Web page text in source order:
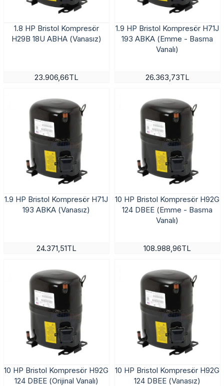
1.8 HP Bristol Kompresör
H29B 18U ABHA (Vanasız)
23.906,66TL
1.9 HP Bristol Kompresör H71J
193 ABKA (Emme - Basma
Vanalı)
26.363,73TL
1.9 HP Bristol Kompresör H71J
193 ABKA (Vanasız)
24.371,51TL
10 HP Bristol Kompresör H92G
124 DBEE (Emme - Basma
Vanalı)
108.988,96TL
10 HP Bristol Kompresör H92G
124 DBEE (Orijinal Vanalı)
10 HP Bristol Kompresör H92G
124 DBEE (Vanasız)